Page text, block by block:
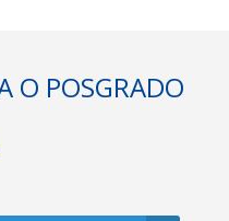
O POSGRADO